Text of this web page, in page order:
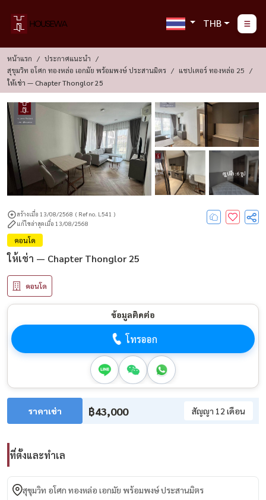
THB
หน้าแรก
ประกาศแนะนำ
สุขุมวิท อโศก ทองหล่อ เอกมัย พร้อมพงษ์ ประสานมิตร
แชปเตอร์ ทองหล่อ 25
ให้เช่า — Chapter Thonglor 25
ดูรูปอีก : 6 รูป
สร้างเมื่อ 13/08/2568 ( Ref no. L541 )
แก้ไขล่าสุดเมื่อ 13/08/2568
คอนโด
ให้เช่า — Chapter Thonglor 25
คอนโด
ข้อมูลติดต่อ
โทรออก
ราคาเช่า ฿43,000 สัญญา 12 เดือน
ที่ตั้งและทำเล
สุขุมวิท อโศก ทองหล่อ เอกมัย พร้อมพงษ์ ประสานมิตร